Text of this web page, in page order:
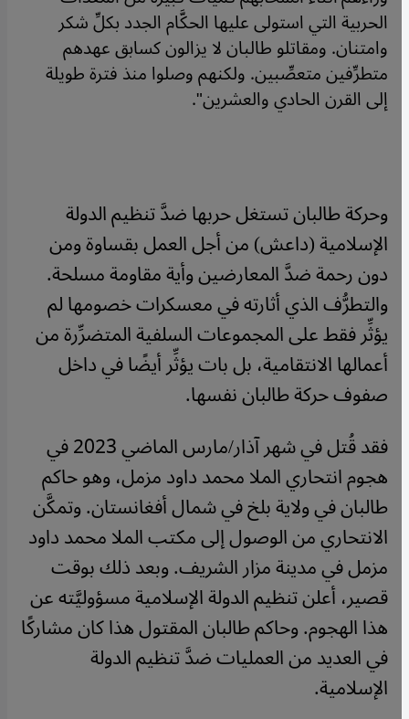
الحربية التي استولى عليها الحكَّام الجدد بكلِّ شكر
وامتنان. ومقاتلو طالبان لا يزالون كسابق عهدهم
متطرِّفين متعصِّبين. ولكنهم وصلوا منذ فترة طويلة
إلى القرن الحادي والعشرين".
وحركة طالبان تستغل حربها ضدَّ تنظيم الدولة
الإسلامية (داعش) من أجل العمل بقساوة ومن
دون رحمة ضدَّ المعارضين وأية مقاومة مسلحة.
والتطرُّف الذي أثارته في معسكرات خصومها لم
يؤثِّر فقط على المجموعات السلفية المتضرِّرة من
أعمالها الانتقامية، بل بات يؤثِّر أيضًا في داخل
صفوف حركة طالبان نفسها.
فقد قُتل في شهر آذار/مارس الماضي 2023 في
هجوم انتحاري الملا محمد داود مزمل، وهو حاكم
طالبان في ولاية بلخ في شمال أفغانستان. وتمكَّن
الانتحاري من الوصول إلى مكتب الملا محمد داود
مزمل في مدينة مزار الشريف. وبعد ذلك بوقت
قصير، أعلن تنظيم الدولة الإسلامية مسؤوليَّته عن
هذا الهجوم. وحاكم طالبان المقتول هذا كان مشاركًا
في العديد من العمليات ضدَّ تنظيم الدولة
الإسلامية.